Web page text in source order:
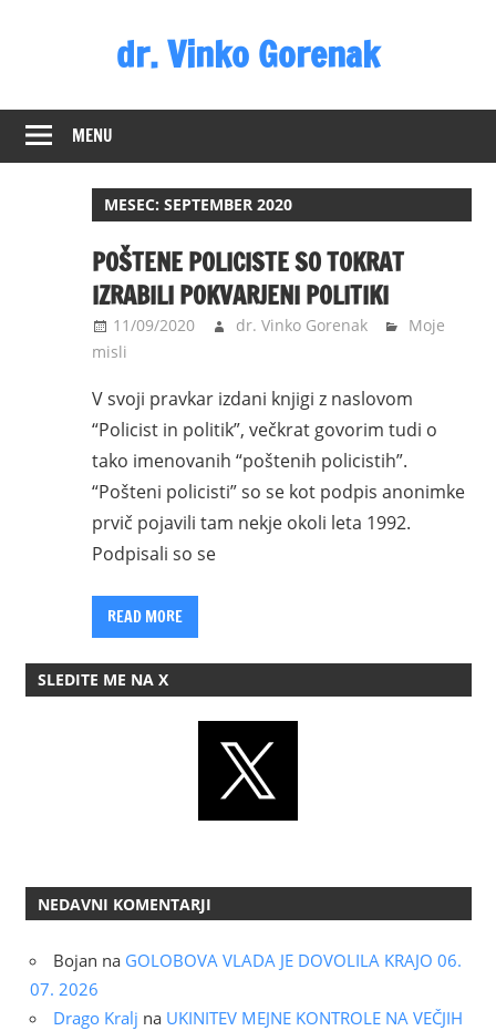
dr. Vinko Gorenak
poslanec
DZ
MENU
MESEC: SEPTEMBER 2020
POŠTENE POLICISTE SO TOKRAT
IZRABILI POKVARJENI POLITIKI
11/09/2020 dr. Vinko Gorenak
Moje
misli
V svoji pravkar izdani knjigi z naslovom
“Policist in politik”, večkrat govorim tudi o
tako imenovanih “poštenih policistih”.
“Pošteni policisti” so se kot podpis anonimke
prvič pojavili tam nekje okoli leta 1992.
Podpisali so se
READ MORE
SLEDITE ME NA X
NEDAVNI KOMENTARJI
Bojan na GOLOBOVA VLADA JE DOVOLILA KRAJO 06.
07. 2026
Drago Kralj na UKINITEV MEJNE KONTROLE NA VEČJIH